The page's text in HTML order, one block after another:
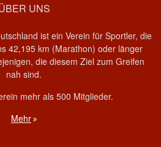
UNS
ist ein Verein für Sportler, die
42,195 km (Marathon) oder länger
die diesem Ziel zum Greifen
nah sind.
mehr als 500 Mitglieder.
Mehr